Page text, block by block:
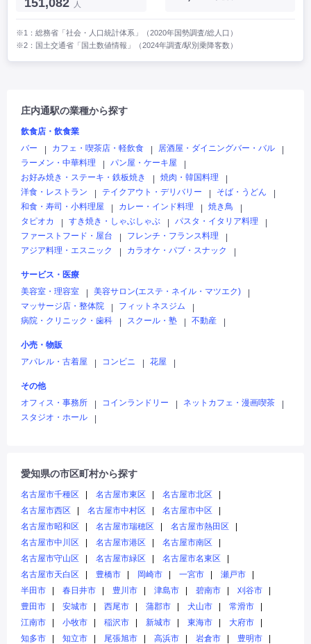
151,082 人
※1：総務省「社会・人口統計体系」（2020年国勢調査/総人口）
※2：国土交通省「国土数値情報」（2024年調査/駅別乗降客数）
庄内通駅の業種から探す
飲食店・飲食業
バー
カフェ・喫茶店・軽飲食 居酒屋・ダイニングバー・バル
ラーメン・中華料理
パン屋・ケーキ屋
お好み焼き・ステーキ・鉄板焼き
焼肉・韓国料理
洋食・レストラン
テイクアウト・デリバリー そば・うどん
和食・寿司・小料理屋
カレー・インド料理 焼き鳥
タピオカ
すき焼き・しゃぶしゃぶ パスタ・イタリア料理
ファーストフード・屋台
フレンチ・フランス料理
アジア料理・エスニック
カラオケ・パブ・スナック
サービス・医療
美容室・理容室
美容サロン(エステ・ネイル・マツエク)
マッサージ店・整体院
フィットネスジム
病院・クリニック・歯科
スクール・塾 不動産
小売・物販
アパレル・古着屋
コンビニ 花屋
その他
オフィス・事務所
コインランドリー ネットカフェ・漫画喫茶
スタジオ・ホール
愛知県の市区町村から探す
名古屋市千種区 名古屋市東区
名古屋市北区
名古屋市西区
名古屋市中村区
名古屋市中区
名古屋市昭和区
名古屋市瑞穂区
名古屋市熱田区
名古屋市中川区
名古屋市港区
名古屋市南区
名古屋市守山区
名古屋市緑区
名古屋市名東区
名古屋市天白区
豊橋市 岡崎市 一宮市
瀬戸市
半田市
春日井市 豊川市 津島市 碧南市
刈谷市
豊田市
安城市 西尾市 蒲郡市 犬山市
常滑市
江南市
小牧市 稲沢市 新城市 東海市
大府市
知多市
知立市 尾張旭市 高浜市 岩倉市
豊明市